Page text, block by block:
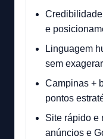
e
Linguagem
sem
Campinas +
pontos
Site rápido e
anúncios e